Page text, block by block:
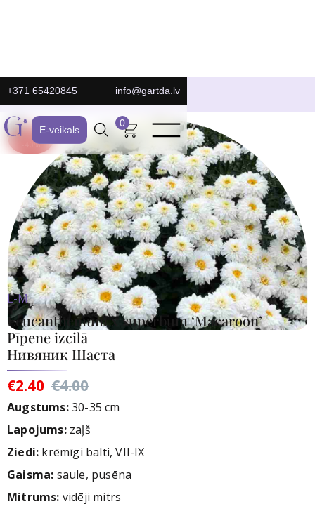
+371 65420845 info@gartda.lv
E-veikals
0
E-Veikals
ATLAIDE:
-40%
L-M
Leucanthemum x superbum ‘Macaroon’
Pīpene izcilā
Нивяник Шаста
€2.40 €4.00
Augstums:30-35 cm
Lapojums:zaļš
Ziedi: krēmīgi balti, VII-IX
Gaisma: saule, pusēna
Mitrums: vidēji mitrs